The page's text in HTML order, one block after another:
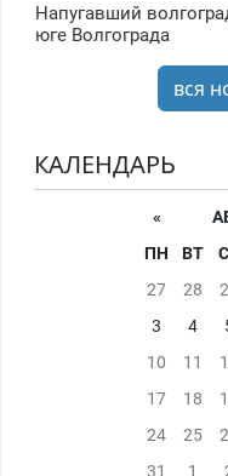
Напугавший
юге Волгограда
вся
КАЛЕНДАРЬ
«
ПН
ВТ
27
28
3
4
10
11
17
18
24
25
31
1